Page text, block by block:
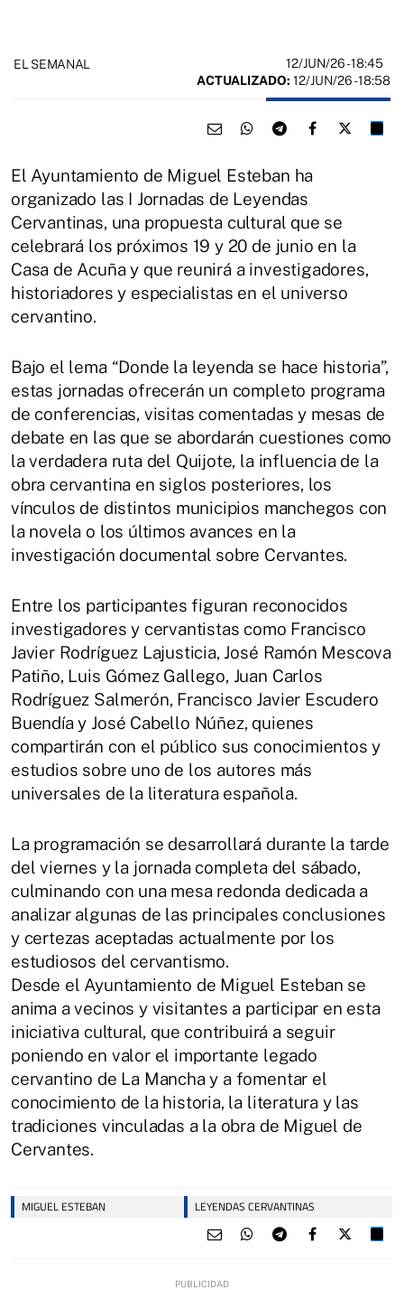
EL SEMANAL 12/JUN/26- 18:45
ACTUALIZADO: 12/JUN/26 - 18:58
El Ayuntamiento de Miguel Esteban ha
organizado las I Jornadas de Leyendas
Cervantinas, una propuesta cultural que se
celebrará los próximos 19 y 20 de junio en la
Casa de Acuña y que reunirá a investigadores,
historiadores y especialistas en el universo
cervantino.
Bajo el lema “Donde la leyenda se hace historia”,
estas jornadas ofrecerán un completo programa
de conferencias, visitas comentadas y mesas de
debate en las que se abordarán cuestiones como
la verdadera ruta del Quijote, la influencia de la
obra cervantina en siglos posteriores, los
vínculos de distintos municipios manchegos con
la novela o los últimos avances en la
investigación documental sobre Cervantes.
Entre los participantes figuran reconocidos
investigadores y cervantistas como Francisco
Javier Rodríguez Lajusticia, José Ramón Mescova
Patiño, Luis Gómez Gallego, Juan Carlos
Rodríguez Salmerón, Francisco Javier Escudero
Buendía y José Cabello Núñez, quienes
compartirán con el público sus conocimientos y
estudios sobre uno de los autores más
universales de la literatura española.
La programación se desarrollará durante la tarde
del viernes y la jornada completa del sábado,
culminando con una mesa redonda dedicada a
analizar algunas de las principales conclusiones
y certezas aceptadas actualmente por los
estudiosos del cervantismo.
Desde el Ayuntamiento de Miguel Esteban se
anima a vecinos y visitantes a participar en esta
iniciativa cultural, que contribuirá a seguir
poniendo en valor el importante legado
cervantino de La Mancha y a fomentar el
conocimiento de la historia, la literatura y las
tradiciones vinculadas a la obra de Miguel de
Cervantes.
MIGUEL ESTEBAN LEYENDAS CERVANTINAS